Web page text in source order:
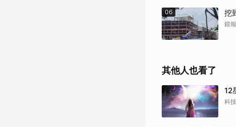
06 挖
鏡報
其他人也看了
12
科